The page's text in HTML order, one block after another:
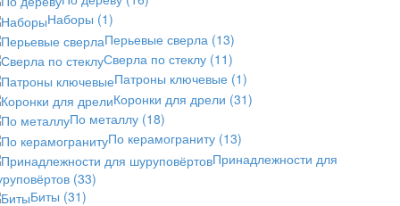
Наборы (1)
Перьевые сверла (13)
Сверла по стеклу (11)
Патроны ключевые (1)
Коронки для дрели (31)
По металлу (18)
По керамограниту (13)
Принадлежности для
(33)
Биты (31)